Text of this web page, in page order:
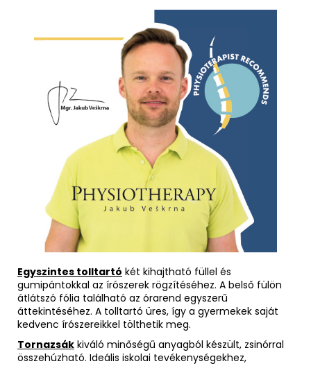
Egyszintes tolltartó két kihajtható füllel és
gumipántokkal az írószerek rögzítéséhez. A belső fülön
átlátszó fólia található az órarend egyszerű
áttekintéséhez. A tolltartó üres, így a gyermekek saját
kedvenc írószereikkel tölthetik meg.
Tornazsák kiváló minőségű anyagból készült, zsinórral
összehúzható. Ideális iskolai tevékenységekhez,